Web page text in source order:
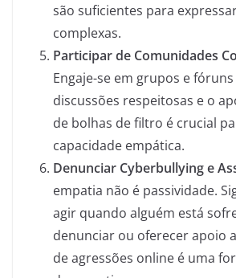
são suficientes para
complexas.
Participar de Comunidades
Engaje-se em grupos e
discussões respeitosas e o
de bolhas de filtro é crucial
capacidade empática.
Denunciar Cyberbullying e
empatia não é passividade.
agir quando alguém está
denunciar ou oferecer apoio
de agressões online é uma